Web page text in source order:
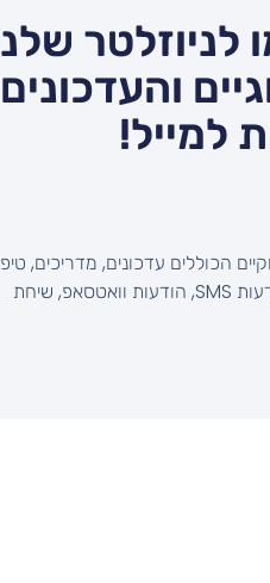
למייל!
הכוללים עדכונים, מדריכים,
והצעות מיוחדות באמצעות דואר אלקטרוני, הודעות SMS, הודעות וואטסאפ, שיחת